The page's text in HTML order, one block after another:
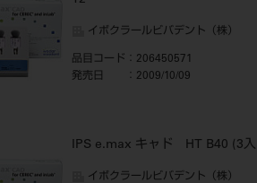
イボクラールビバデント（株）
品目コード ：206450571
発売日
：2009/10/09
IPS e.max キャド HT B40 (3入)
イボクラールビバデント（株）